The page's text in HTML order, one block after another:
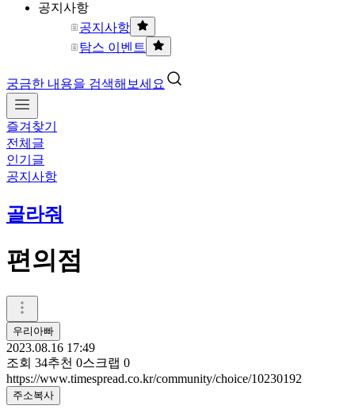
공지사항
공지사항
탐스 이벤트
궁금한 내용을 검색해보세요
즐겨찾기
전체글
인기글
공지사항
골라줘
편의점
우리아빠
2023.08.16 17:49
조회 34추천 0스크랩 0
https://www.timespread.co.kr/community/choice/10230192
주소복사